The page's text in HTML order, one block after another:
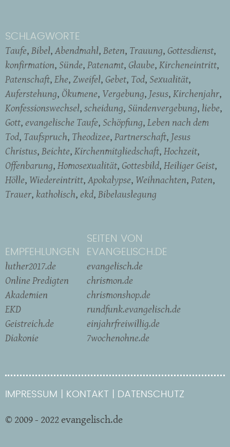
SCHLAGWORTE
Taufe Bibel Abendmahl Beten Trauung Gottesdienst
konfirmation Sünde Patenamt Glaube Kircheneintritt
Patenschaft Ehe Zweifel Gebet Tod Sexualität
Auferstehung Ökumene Vergebung Jesus Kirchenjahr
Konfessionswechsel scheidung Sündenvergebung liebe
Gott evangelische Taufe Schöpfung Leben nach dem
Tod Taufspruch Theodizee Partnerschaft Jesus
Christus Beichte Kirchenmitgliedschaft Hochzeit
Offenbarung Homosexualität Gottesbild Heiliger Geist
Hölle Wiedereintritt Apokalypse Weihnachten Paten
Trauer katholisch ekd Bibelauslegung
EMPFEHLUNGEN
luther2017.de
Online Predigten
Akademien
EKD
Geistreich.de
Diakonie
SEITEN VON
EVANGELISCH.DE
evangelisch.de
chrismon.de
chrismonshop.de
rundfunk.evangelisch.de
einjahrfreiwillig.de
7wochenohne.de
IMPRESSUM KONTAKT DATENSCHUTZ
© 2009 - 2022 evangelisch.de